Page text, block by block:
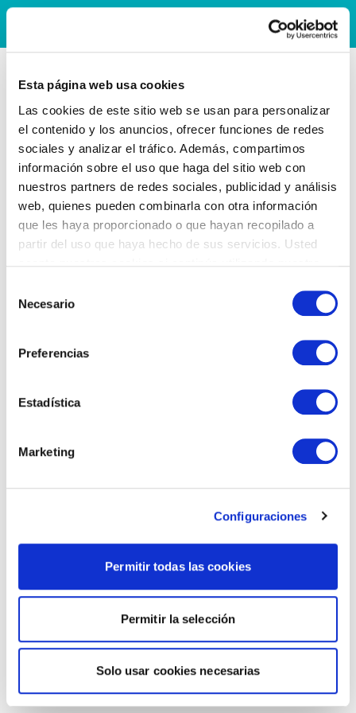
Esta página web usa cookies
Las cookies de este sitio web se usan para personalizar
el contenido y los anuncios, ofrecer funciones de redes
sociales y analizar el tráfico. Además, compartimos
información sobre el uso que haga del sitio web con
nuestros partners de redes sociales, publicidad y análisis
web, quienes pueden combinarla con otra información
que les haya proporcionado o que hayan recopilado a
partir del uso que haya hecho de sus servicios. Usted
Necesario
Preferencias
Estadística
Marketing
Configuraciones
Permitir todas las cookies
Permitir la selección
Solo usar cookies necesarias